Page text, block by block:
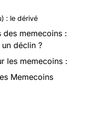
: le dérivé
des memecoins :
déclin ?
les memecoins :
Memecoins